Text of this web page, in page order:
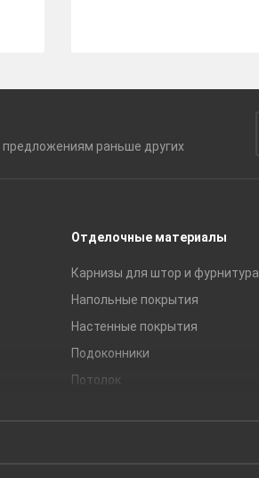
предложениям раньше других
Отделочные материалы
Карнизы для штор и фурнитура
Напольные покрытия
Настенные покрытия
Подоконники
Потолок